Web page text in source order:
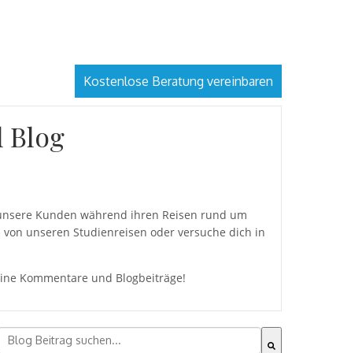
Kostenlose Beratung vereinbaren
Blog
Kunden während ihren Reisen rund um
unseren Studienreisen oder versuche dich in
Kommentare und Blogbeiträge!
Il s'agit d'un champ de recherche auquel est associée